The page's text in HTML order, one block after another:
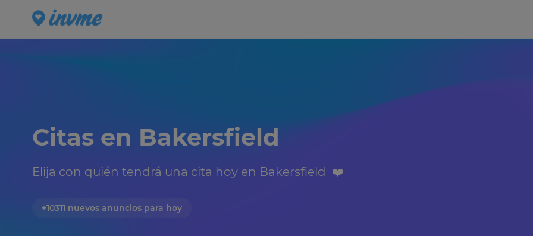
Citas en Bakersfield
Elija con quién tendrá una cita hoy en Bakersfield  ❤️️
+10311 nuevos anuncios para hoy